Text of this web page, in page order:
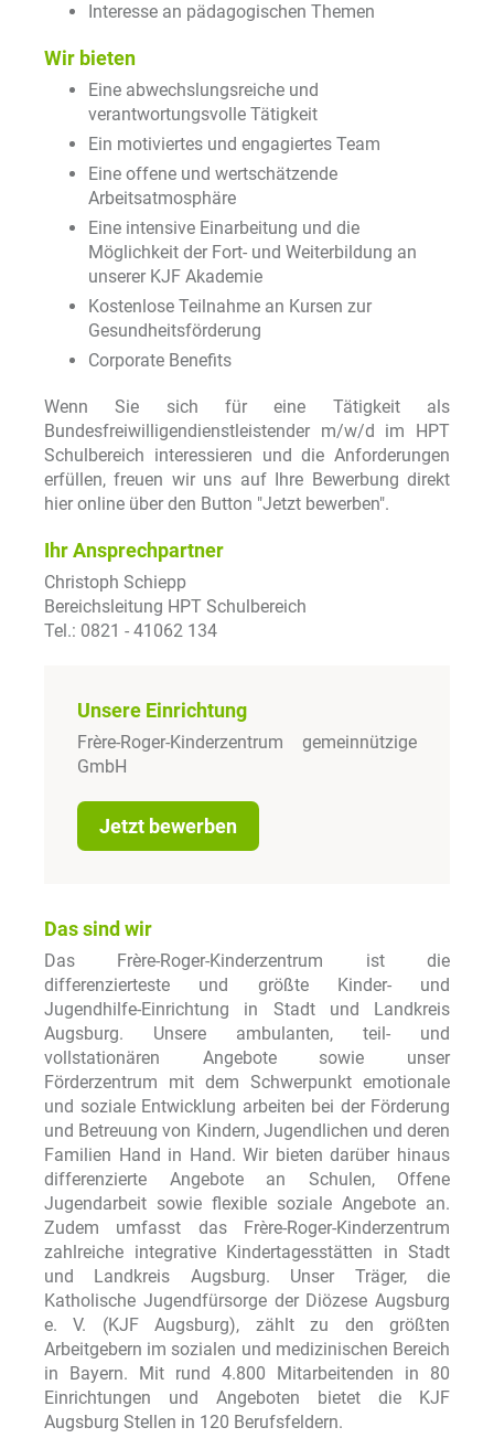
Interesse an pädagogischen Themen
Wir bieten
Eine abwechslungsreiche und
verantwortungsvolle Tätigkeit
Ein motiviertes und engagiertes Team
Eine offene und wertschätzende
Arbeitsatmosphäre
Eine intensive Einarbeitung und die
Möglichkeit der Fort- und Weiterbildung an
unserer KJF Akademie
Kostenlose Teilnahme an Kursen zur
Gesundheitsförderung
Corporate Benefits
Wenn Sie sich für eine Tätigkeit als
Bundesfreiwilligendienstleistender m/w/d im HPT
Schulbereich interessieren und die Anforderungen
erfüllen, freuen wir uns auf Ihre Bewerbung direkt
hier online über den Button "Jetzt bewerben".
Ihr Ansprechpartner
Christoph Schiepp
Bereichsleitung HPT Schulbereich
Tel.: 0821 - 41062 134
Unsere Einrichtung
Frère-Roger-Kinderzentrum gemeinnützige
GmbH
Jetzt bewerben
Das sind wir
Das Frère-Roger-Kinderzentrum ist die
differenzierteste und größte Kinder- und
Jugendhilfe-Einrichtung in Stadt und Landkreis
Augsburg. Unsere ambulanten, teil- und
vollstationären Angebote sowie unser
Förderzentrum mit dem Schwerpunkt emotionale
und soziale Entwicklung arbeiten bei der Förderung
und Betreuung von Kindern, Jugendlichen und deren
Familien Hand in Hand. Wir bieten darüber hinaus
differenzierte Angebote an Schulen, Offene
Jugendarbeit sowie flexible soziale Angebote an.
Zudem umfasst das Frère-Roger-Kinderzentrum
zahlreiche integrative Kindertagesstätten in Stadt
und Landkreis Augsburg. Unser Träger, die
Katholische Jugendfürsorge der Diözese Augsburg
e. V. (KJF Augsburg), zählt zu den größten
Arbeitgebern im sozialen und medizinischen Bereich
in Bayern. Mit rund 4.800 Mitarbeitenden in 80
Einrichtungen und Angeboten bietet die KJF
Augsburg Stellen in 120 Berufsfeldern.